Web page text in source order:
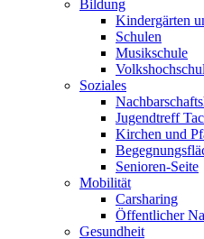
Bildung
Kindergärten
Schulen
Musikschule
Soziales
Jugendtreff
Kirchen und
Senioren-Seite
Mobilität
Carsharing
Öffentlicher
Gesundheit